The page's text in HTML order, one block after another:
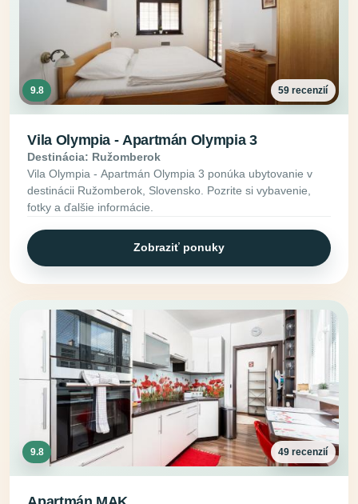
9.8 59 recenzií
Vila Olympia - Apartmán Olympia 3
Destinácia: Ružomberok
Vila Olympia - Apartmán Olympia 3 ponúka ubytovanie v
destinácii Ružomberok, Slovensko. Pozrite si vybavenie,
fotky a ďalšie informácie.
Zobraziť ponuky
9.8 49 recenzií